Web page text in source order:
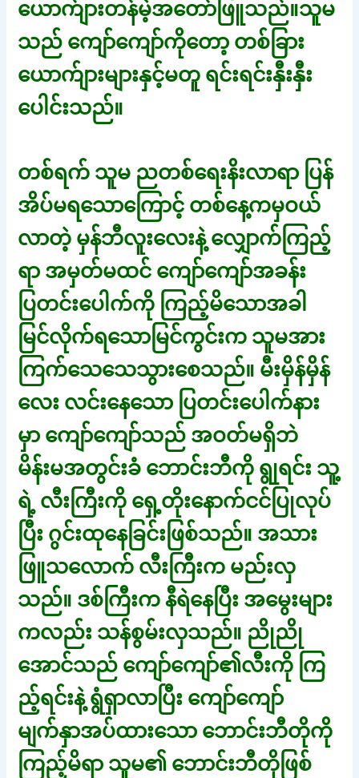
ယောက်ျားတန်မဲ့အတော်ဖြူသည်။သူမ
သည် ကျော်ကျော်ကိုတော့ တစ်ခြား
ယောက်ျားများနှင့်မတူ ရင်းရင်းနှီးနှီး
ပေါင်းသည်။
တစ်ရက် သူမ ညတစ်ရေးနိးလာရာ ပြန်
အိပ်မရသောကြောင့် တစ်နေ့ကမှဝယ်
လာတဲ့ မှန်ဘီလူးလေးနဲ့ လျှောက်ကြည့်
ရာ အမှတ်မထင် ကျော်ကျော်အခန်း
ပြတင်းပေါက်ကို ကြည့်မိသောအခါ
မြင်လိုက်ရသောမြင်ကွင်းက သူမအား
ကြက်သေသေသွားစေသည်။ မီးမှိန်မှိန်
လေး လင်းနေသော ပြတင်းပေါက်နား
မှာ ကျော်ကျော်သည် အဝတ်မရှိဘဲ
မိန်းမအတွင်းခံ ဘောင်းဘီကို ရွုရင်း သူ့
ရဲ့ လီးကြီးကို ရှေ့တိုးနောက်ငင်ပြုလုပ်
ပြီး ဂွင်းထုနေခြင်းဖြစ်သည်။ အသား
ဖြူသလောက် လီးကြီးက မည်းလှ
သည်။ ဒစ်ကြီးက နီရဲနေပြီး အမွေးများ
ကလည်း သန်စွမ်းလှသည်။ ညိုညို
အောင်သည် ကျော်ကျော်၏လီးကို ကြ
ည့်ရင်းနဲ့ ရွံရှာလာပြီး ကျော်ကျော်
မျက်နှာအပ်ထားသော ဘောင်းဘီတိုကို
ကြည့်မိရာ သူမ၏ ဘောင်းဘီတိုဖြစ်